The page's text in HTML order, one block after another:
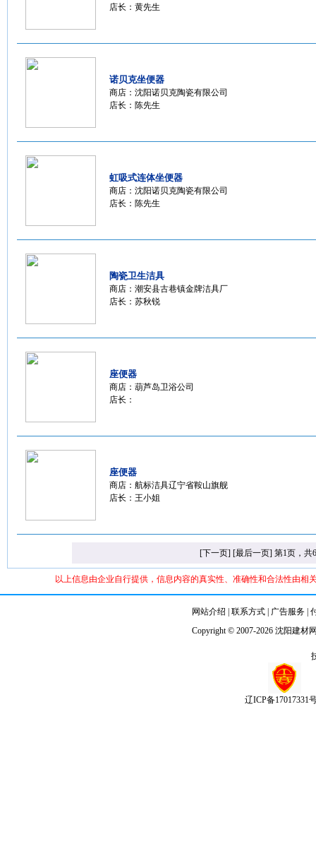
店长：黄先生
诺贝克坐便器
商店： 沈阳诺贝克陶瓷有限公司
店长：陈先生
虹吸式连体坐便器
商店： 沈阳诺贝克陶瓷有限公司
店长：陈先生
陶瓷卫生洁具
商店： 潮安县古巷镇金牌洁具厂
店长：苏秋锐
座便器
商店： 葫芦岛卫浴公司
店长：
座便器
商店： 航标洁具辽宁省鞍山旗舰
店长：王小姐
[下一页] [最后一页] 第1页，共
以上信息由企业自行提供，信息内容的真实性、准确性和合法性由相
网站介绍 联系方式| 广告服务|
Copyright © 2007-2026 沈阳建材
辽ICP备17017331